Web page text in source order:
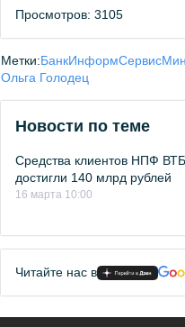
Просмотров: 3105
Метки:БанкИнформСервис
Ольга Голодец
Новости по теме
Средства клиентов НПФ
достигли 140 млрд рублей
16 марта 10:00
Читайте нас в